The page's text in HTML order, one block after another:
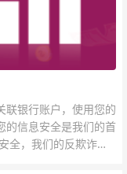
联银行账户，使用您的
的信息安全是我们的首
全，我们的反欺诈团